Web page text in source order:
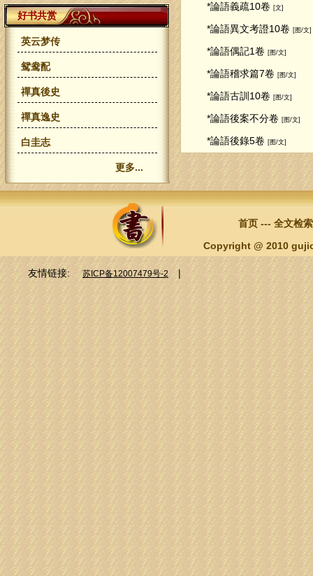
好书共赏
英云梦传
鸳鸯配
禪真後史
禪真逸史
白圭志
更多...
*論語義疏10卷 [文]
*論語異文考證10卷 [图/文]
*論語偶記1卷 [图/文]
*論語稽求篇7卷 [图/文]
*論語古訓10卷 [图/文]
*論語後案不分卷 [图/文]
*論語後錄5卷 [图/文]
首页 --- 全文检索
Copyright @ 2010
友情链接:苏ICP备12007479号-2 |